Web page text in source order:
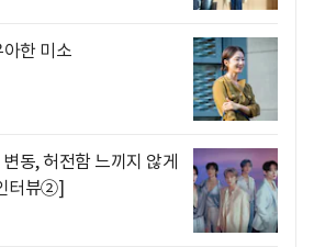
한 미소
동, 허전함 느끼지 않게
터뷰②]